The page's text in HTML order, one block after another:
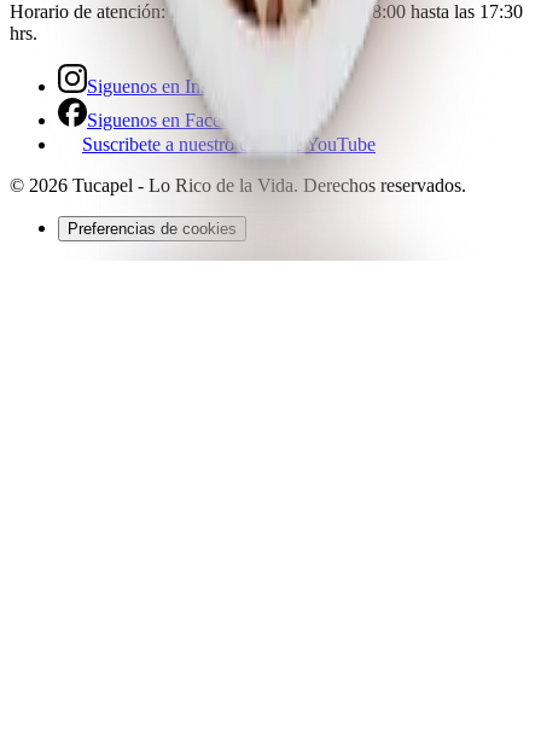
Horario de atención:Lunes a Viernes desde las 8:00 hasta las 17:30
hrs.
Siguenos en Instagram
Siguenos en Facebook
Suscribete a nuestro canal de YouTube
© 2026 Tucapel - Lo Rico de la Vida. Derechos reservados.
Preferencias de cookies